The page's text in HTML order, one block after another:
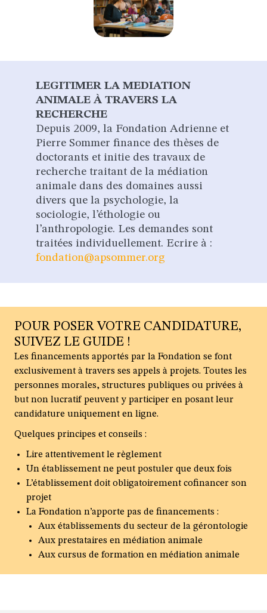
LEGITIMER LA MEDIATION
ANIMALE À TRAVERS LA
RECHERCHE
Depuis 2009, la Fondation Adrienne et
Pierre Sommer finance des thèses de
doctorants et initie des travaux de
recherche traitant de la médiation
animale dans des domaines aussi
divers que la psychologie, la
sociologie, l’éthologie ou
l’anthropologie. Les demandes sont
traitées individuellement. Ecrire à :
fondation@apsommer.org
POUR POSER VOTRE CANDIDATURE,
SUIVEZ LE GUIDE !
Les financements apportés par la Fondation se font
exclusivement à travers ses appels à projets. Toutes les
personnes morales, structures publiques ou privées à
but non lucratif peuvent y participer en posant leur
candidature uniquement en ligne.
Quelques principes et conseils :
Lire attentivement le règlement
Un établissement ne peut postuler que deux fois
L’établissement doit obligatoirement cofinancer son
projet
La Fondation n’apporte pas de financements :
Aux établissements du secteur de la gérontologie
Aux prestataires en médiation animale
Aux cursus de formation en médiation animale